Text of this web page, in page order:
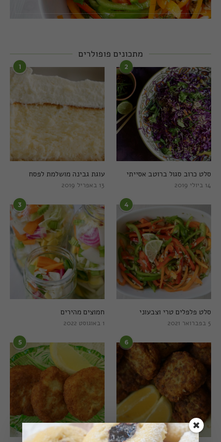
מתכונים פופולרים
1
עוגת גבינה מושלמת לפסח
13 באפריל 2019
2
סלט כרוב סגול ברוטב אסייתי
14 ביולי 2019
3
חמוצים מהירים
1 באוגוסט 2022
4
סלט פלפלים טרי וצבעוני
5 בפברואר 2021
5 6